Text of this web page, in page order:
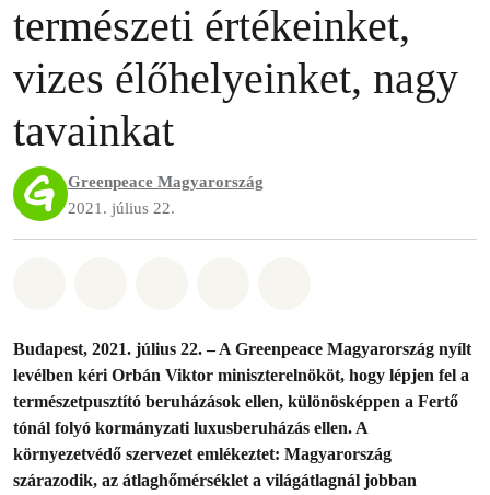
természeti értékeinket,
vizes élőhelyeinket, nagy
tavainkat
Greenpeace Magyarország
2021. július 22.
Budapest, 2021. július 22. – A Greenpeace Magyarország nyílt
levélben kéri Orbán Viktor miniszterelnököt, hogy lépjen fel a
természetpusztító beruházások ellen, különösképpen a Fertő
tónál folyó kormányzati luxusberuházás ellen. A
környezetvédő szervezet emlékeztet: Magyarország
szárazodik, az átlaghőmérséklet a világátlagnál jobban